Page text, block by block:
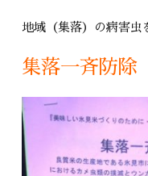
地域（集落）の病害虫
集落一斉防除